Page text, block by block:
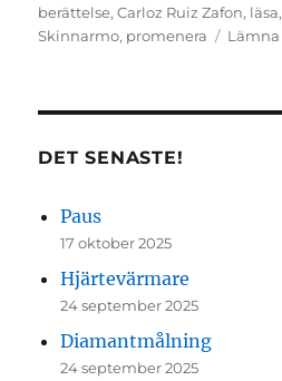
den
berättelse,Carloz Ruiz Zafon, läsa,
Skinnarmo, promenera
DET SENASTE!
Paus
17 oktober 2025
Hjärtevärmare
24 september 2025
Diamantmålning
24 september 2025